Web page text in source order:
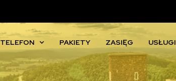
TELEFON PAKIETY ZASIĘG USŁUGI